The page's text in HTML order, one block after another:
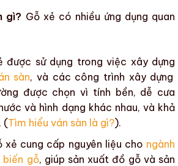
gì? Gỗ xẻ có nhiều ứng dụng quan
được sử dụng trong việc xây dựng
sàn, và các công trình xây dựng
được chọn vì tính bền, dễ cưa
và hình dạng khác nhau, và khả
(Tìm hiểu ván sàn là gì?).
xẻ cung cấp nguyên liệu cho ngành
biến gỗ, giúp sản xuất đồ gỗ và sản